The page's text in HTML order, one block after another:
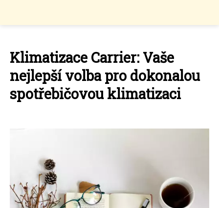
Klimatizace Carrier: Vaše
nejlepší volba pro dokonalou
spotřebičovou klimatizaci